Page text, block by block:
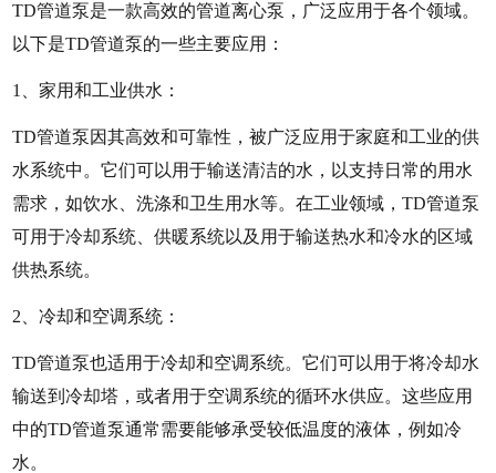
TD管道泵是一款高效的管道离心泵，广泛应用于各个领域。
以下是TD管道泵的一些主要应用：
1、家用和工业供水：
TD管道泵因其高效和可靠性，被广泛应用于家庭和工业的供
水系统中。它们可以用于输送清洁的水，以支持日常的用水
需求，如饮水、洗涤和卫生用水等。在工业领域，TD管道泵
可用于冷却系统、供暖系统以及用于输送热水和冷水的区域
供热系统。
2、冷却和空调系统：
TD管道泵也适用于冷却和空调系统。它们可以用于将冷却水
输送到冷却塔，或者用于空调系统的循环水供应。这些应用
中的TD管道泵通常需要能够承受较低温度的液体，例如冷
水。